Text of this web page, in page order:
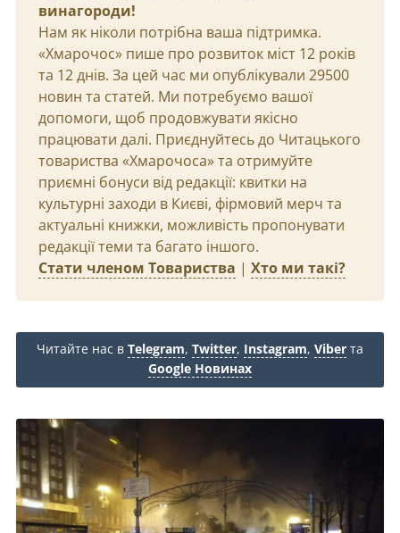
винагороди!
Нам як ніколи потрібна ваша підтримка.
«Хмарочос» пише про розвиток міст 12 років
та 12 днів. За цей час ми опублікували 29500
новин та статей. Ми потребуємо вашої
допомоги, щоб продовжувати якісно
працювати далі. Приєднуйтесь до Читацького
товариства «Хмарочоса» та отримуйте
приємні бонуси від редакції: квитки на
культурні заходи в Києві, фірмовий мерч та
актуальні книжки, можливість пропонувати
редакції теми та багато іншого.
Стати членом Товариства | Хто ми такі?
Читайте нас в Telegram, Twitter, Instagram, Viber та
Google Новинах